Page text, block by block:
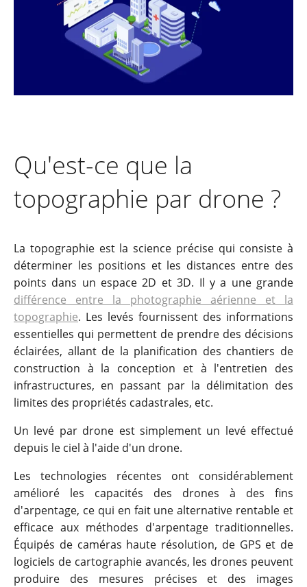
Qu'est-ce que la
topographie par drone ?
La topographie est la science précise qui consiste à
déterminer les positions et les distances entre des
points dans un espace 2D et 3D. Il y a une grande
différence entre la photographie aérienne et la
topographie. Les levés fournissent des informations
essentielles qui permettent de prendre des décisions
éclairées, allant de la planification des chantiers de
construction à la conception et à l'entretien des
infrastructures, en passant par la délimitation des
limites des propriétés cadastrales, etc.
Un levé par drone est simplement un levé effectué
depuis le ciel à l'aide d'un drone.
Les technologies récentes ont considérablement
amélioré les capacités des drones à des fins
d'arpentage, ce qui en fait une alternative rentable et
efficace aux méthodes d'arpentage traditionnelles.
Équipés de caméras haute résolution, de GPS et de
logiciels de cartographie avancés, les drones peuvent
produire des mesures précises et des images